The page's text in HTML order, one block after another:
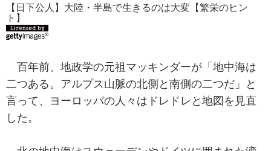
【日下公人】大陸・半島で生きるのは大変【繁栄のヒン
ト】
百年前、地政学の元祖マッキンダーが「地中海は
二つある。アルプス山脈の北側と南側の二つだ」と
言って、ヨーロッパの人々はドレドレと地図を見直
した。